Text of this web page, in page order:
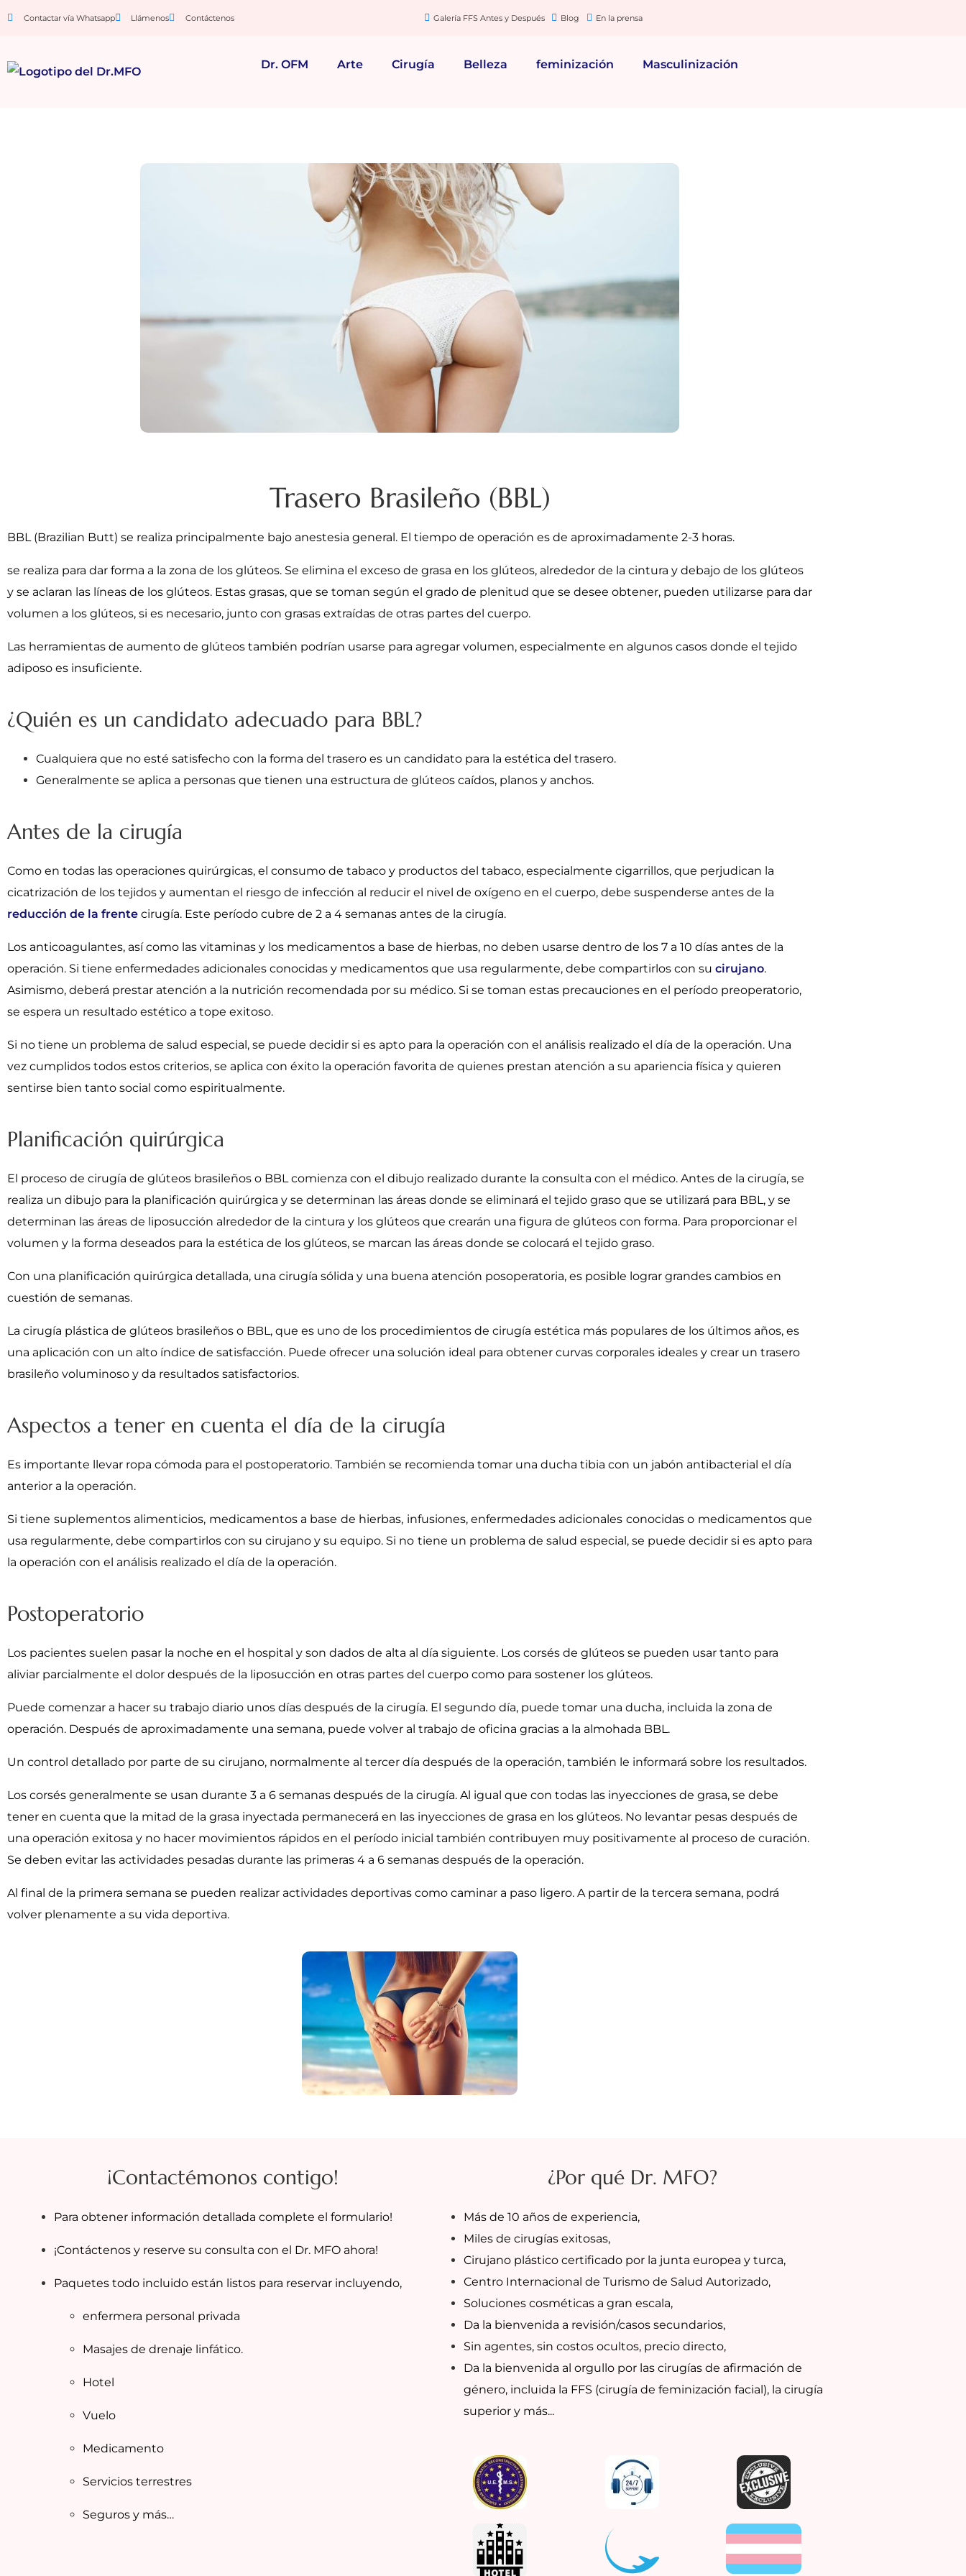
Contactar vía Whatsapp Llámenos Contáctenos Galería FFS Antes y Después Blog En la prensa
Dr. OFM Arte Cirugía Belleza feminización Masculinización
Trasero Brasileño (BBL)
BBL (Brazilian Butt) se realiza principalmente bajo anestesia general. El tiempo de operación es de aproximadamente 2-3 horas.
se realiza para dar forma a la zona de los glúteos. Se elimina el exceso de grasa en los glúteos, alrededor de la cintura y debajo de los glúteos
y se aclaran las líneas de los glúteos. Estas grasas, que se toman según el grado de plenitud que se desee obtener, pueden utilizarse para dar
volumen a los glúteos, si es necesario, junto con grasas extraídas de otras partes del cuerpo.
Las herramientas de aumento de glúteos también podrían usarse para agregar volumen, especialmente en algunos casos donde el tejido
adiposo es insuficiente.
¿Quién es un candidato adecuado para BBL?
Cualquiera que no esté satisfecho con la forma del trasero es un candidato para la estética del trasero.
Generalmente se aplica a personas que tienen una estructura de glúteos caídos, planos y anchos.
Antes de la cirugía
Como en todas las operaciones quirúrgicas, el consumo de tabaco y productos del tabaco, especialmente cigarrillos, que perjudican la
cicatrización de los tejidos y aumentan el riesgo de infección al reducir el nivel de oxígeno en el cuerpo, debe suspenderse antes de la
reducción de la frente cirugía. Este período cubre de 2 a 4 semanas antes de la cirugía.
Los anticoagulantes, así como las vitaminas y los medicamentos a base de hierbas, no deben usarse dentro de los 7 a 10 días antes de la
operación. Si tiene enfermedades adicionales conocidas y medicamentos que usa regularmente, debe compartirlos con su cirujano.
Asimismo, deberá prestar atención a la nutrición recomendada por su médico. Si se toman estas precauciones en el período preoperatorio,
se espera un resultado estético a tope exitoso.
Si no tiene un problema de salud especial, se puede decidir si es apto para la operación con el análisis realizado el día de la operación. Una
vez cumplidos todos estos criterios, se aplica con éxito la operación favorita de quienes prestan atención a su apariencia física y quieren
sentirse bien tanto social como espiritualmente.
Planificación quirúrgica
El proceso de cirugía de glúteos brasileños o BBL comienza con el dibujo realizado durante la consulta con el médico. Antes de la cirugía, se
realiza un dibujo para la planificación quirúrgica y se determinan las áreas donde se eliminará el tejido graso que se utilizará para BBL, y se
determinan las áreas de liposucción alrededor de la cintura y los glúteos que crearán una figura de glúteos con forma. Para proporcionar el
volumen y la forma deseados para la estética de los glúteos, se marcan las áreas donde se colocará el tejido graso.
Con una planificación quirúrgica detallada, una cirugía sólida y una buena atención posoperatoria, es posible lograr grandes cambios en
cuestión de semanas.
La cirugía plástica de glúteos brasileños o BBL, que es uno de los procedimientos de cirugía estética más populares de los últimos años, es
una aplicación con un alto índice de satisfacción. Puede ofrecer una solución ideal para obtener curvas corporales ideales y crear un trasero
brasileño voluminoso y da resultados satisfactorios.
Aspectos a tener en cuenta el día de la cirugía
Es importante llevar ropa cómoda para el postoperatorio. También se recomienda tomar una ducha tibia con un jabón antibacterial el día
anterior a la operación.
Si tiene suplementos alimenticios, medicamentos a base de hierbas, infusiones, enfermedades adicionales conocidas o medicamentos que
usa regularmente, debe compartirlos con su cirujano y su equipo. Si no tiene un problema de salud especial, se puede decidir si es apto para
la operación con el análisis realizado el día de la operación.
Postoperatorio
Los pacientes suelen pasar la noche en el hospital y son dados de alta al día siguiente. Los corsés de glúteos se pueden usar tanto para
aliviar parcialmente el dolor después de la liposucción en otras partes del cuerpo como para sostener los glúteos.
Puede comenzar a hacer su trabajo diario unos días después de la cirugía. El segundo día, puede tomar una ducha, incluida la zona de
operación. Después de aproximadamente una semana, puede volver al trabajo de oficina gracias a la almohada BBL.
Un control detallado por parte de su cirujano, normalmente al tercer día después de la operación, también le informará sobre los resultados.
Los corsés generalmente se usan durante 3 a 6 semanas después de la cirugía. Al igual que con todas las inyecciones de grasa, se debe
tener en cuenta que la mitad de la grasa inyectada permanecerá en las inyecciones de grasa en los glúteos. No levantar pesas después de
una operación exitosa y no hacer movimientos rápidos en el período inicial también contribuyen muy positivamente al proceso de curación.
Se deben evitar las actividades pesadas durante las primeras 4 a 6 semanas después de la operación.
Al final de la primera semana se pueden realizar actividades deportivas como caminar a paso ligero. A partir de la tercera semana, podrá
volver plenamente a su vida deportiva.
¡Contactémonos contigo!
Para obtener información detallada complete el formulario!
¡Contáctenos y reserve su consulta con el Dr. MFO ahora!
Paquetes todo incluido están listos para reservar incluyendo,
enfermera personal privada
Masajes de drenaje linfático.
Hotel
Vuelo
Medicamento
Servicios terrestres
Seguros y más…
¿Por qué Dr. MFO?
Más de 10 años de experiencia,
Miles de cirugías exitosas,
Cirujano plástico certificado por la junta europea y turca,
Centro Internacional de Turismo de Salud Autorizado,
Soluciones cosméticas a gran escala,
Da la bienvenida a revisión/casos secundarios,
Sin agentes, sin costos ocultos, precio directo,
Da la bienvenida al orgullo por las cirugías de afirmación de
género, incluida la FFS (cirugía de feminización facial), la cirugía
superior y más...